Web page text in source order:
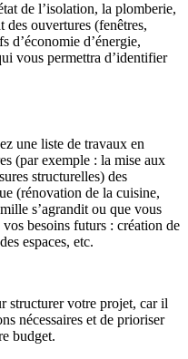
de l’isolation, la plomberie,
des ouvertures (fenêtres,
d’économie d’énergie,
vous permettra d’identifier
une liste de travaux en
(par exemple : la mise aux
structurelles) des
(rénovation de la cuisine,
s’agrandit ou que vous
besoins futurs : création de
espaces, etc.
structurer votre projet, car il
nécessaires et de prioriser
budget.